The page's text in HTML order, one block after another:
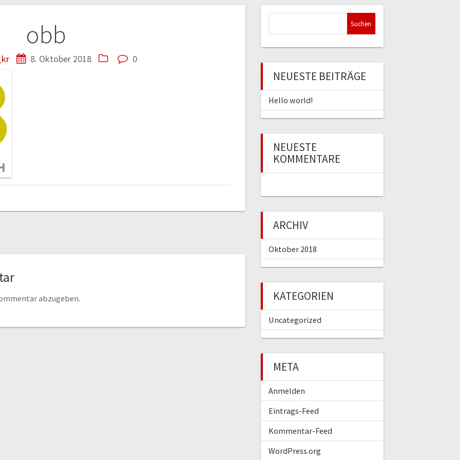
obb
8. Oktober 2018 0
abzugeben.
NEUESTE BEITRÄGE
Hello world!
NEUESTE
KOMMENTARE
ARCHIV
Oktober 2018
KATEGORIEN
Uncategorized
META
Anmelden
Eintrags-Feed
Kommentar-Feed
WordPress.org